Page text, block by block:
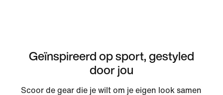
Geïnspireerd op sport, gestyled
door jou
Scoor de gear die je wilt om je eigen look samen